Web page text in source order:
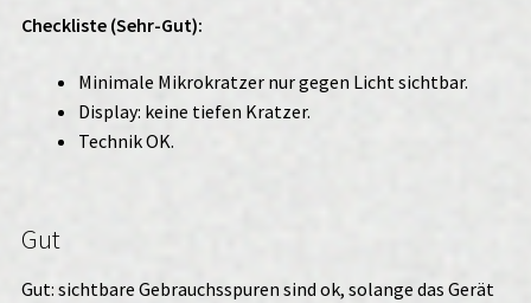
Checkliste (Sehr-Gut):
Minimale Mikrokratzer nur gegen Licht sichtbar.
Display: keine tiefen Kratzer.
Technik OK.
Gut
Gut: sichtbare Gebrauchsspuren sind ok, solange das Gerät